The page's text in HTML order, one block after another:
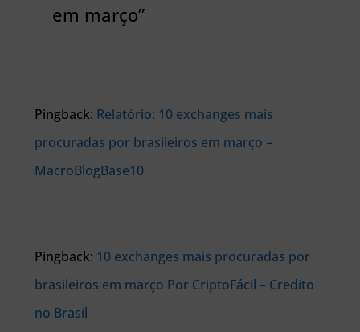
em março”
Pingback: Relatório: 10 exchanges mais
procuradas por brasileiros em março –
MacroBlogBase10
Pingback: 10 exchanges mais procuradas por
brasileiros em março Por CriptoFácil – Credito
no Brasil